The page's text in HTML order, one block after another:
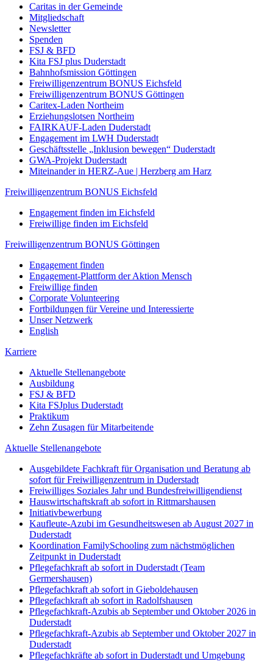
Caritas in der Gemeinde
Mitgliedschaft
Newsletter
Spenden
FSJ & BFD
Kita FSJ plus Duderstadt
Bahnhofsmission Göttingen
Freiwilligenzentrum BONUS Eichsfeld
Freiwilligenzentrum BONUS Göttingen
Caritex-Laden Northeim
Erziehungslotsen Northeim
FAIRKAUF-Laden Duderstadt
Engagement im LWH Duderstadt
Geschäftsstelle „Inklusion bewegen“ Duderstadt
GWA-Projekt Duderstadt
Miteinander in HERZ-Aue | Herzberg am Harz
Freiwilligenzentrum BONUS Eichsfeld
Engagement finden im Eichsfeld
Freiwillige finden im Eichsfeld
Freiwilligenzentrum BONUS Göttingen
Engagement finden
Engagement-Plattform der Aktion Mensch
Freiwillige finden
Corporate Volunteering
Fortbildungen für Vereine und Interessierte
Unser Netzwerk
English
Karriere
Aktuelle Stellenangebote
Ausbildung
FSJ & BFD
Kita FSJplus Duderstadt
Praktikum
Zehn Zusagen für Mitarbeitende
Aktuelle Stellenangebote
Ausgebildete Fachkraft für Organisation und Beratung ab
sofort für Freiwilligenzentrum in Duderstadt
Freiwilliges Soziales Jahr und Bundesfreiwilligendienst
Hauswirtschaftskraft ab sofort in Rittmarshausen
Initiativbewerbung
Kaufleute-Azubi im Gesundheitswesen ab August 2027 in
Duderstadt
Koordination FamilySchooling zum nächstmöglichen
Zeitpunkt in Duderstadt
Pflegefachkraft ab sofort in Duderstadt (Team
Germershausen)
Pflegefachkraft ab sofort in Gieboldehausen
Pflegefachkraft ab sofort in Radolfshausen
Pflegefachkraft-Azubis ab September und Oktober 2026 in
Duderstadt
Pflegefachkraft-Azubis ab September und Oktober 2027 in
Duderstadt
Pflegefachkräfte ab sofort in Duderstadt und Umgebung